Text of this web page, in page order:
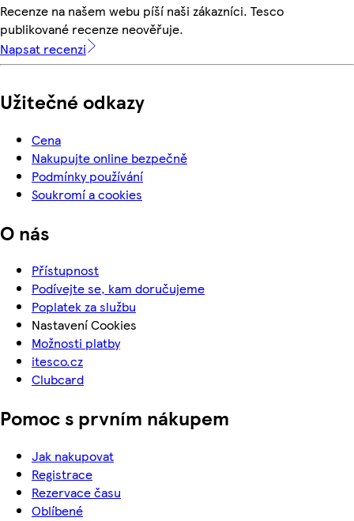
Recenze na našem webu píší naši zákazníci. Tesco
publikované recenze neověřuje.
Napsat recenzi
Užitečné odkazy
Cena
Nakupujte online bezpečně
Podmínky používání
Soukromí a cookies
O nás
Přístupnost
Podívejte se, kam doručujeme
Poplatek za službu
Nastavení Cookies
Možnosti platby
itesco.cz
Clubcard
Pomoc s prvním nákupem
Jak nakupovat
Registrace
Rezervace času
Oblíbené